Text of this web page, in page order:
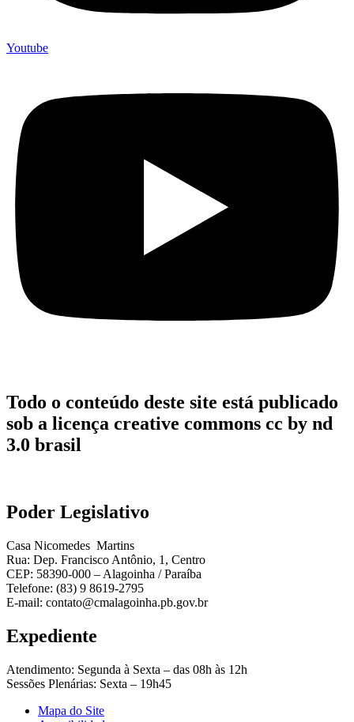
Youtube
Todo o conteúdo deste site está publicado
sob a licença creative commons cc by nd
3.0 brasil
Poder Legislativo
Casa Nicomedes Martins
Rua: Dep. Francisco Antônio, 1, Centro
CEP: 58390-000 – Alagoinha / Paraíba
Telefone: (83) 9 8619-2795
E-mail: contato@cmalagoinha.pb.gov.br
Expediente
Atendimento: Segunda à Sexta – das 08h às 12h
Sessões Plenárias: Sexta – 19h45
Mapa do Site